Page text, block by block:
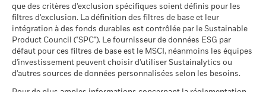
au 17/juil./2026
Fonds dans le groupe de
pairs
au 17/juil./2026
911
% de couverture MSCI
Intensity
94,81
L'exposition de BlackRock aux secteurs d'activité, telle qu'elle
est indiquée ci-dessus, pour le charbon thermique et les
sables bitumineux, est calculée et déclarée pour les
entreprises qui tirent plus de 5 % de leurs revenus du
charbon thermique ou des sables bitumineux, tel que défini
par MSCI ESG Research. L’exposition aux entreprises qui
génèrent des revenus à partir du charbon thermique ou des
que des critères d'exclusion spécifiques soient définis pour les
filtres d'exclusion. La définition des filtres de base et leur
intégration à des fonds durables est contrôlée par le Sustainable
Product Council ("SPC"). Le fournisseur de données ESG par
défaut pour ces filtres de base est le MSCI, néanmoins les équipes
d'investissement peuvent choisir d'utiliser Sustainalytics ou
d'autres sources de données personnalisées selon les besoins.